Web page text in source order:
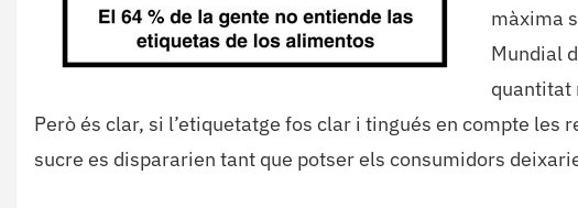
màxima
Mundial
quantitat
Però és clar, si l’etiquetatge fos clar i tingués en compte les
sucre es dispararien tant que potser els consumidors